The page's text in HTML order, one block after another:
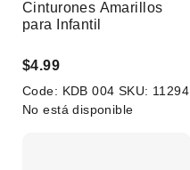
Cinturones Amarillos
para Infantil
$4.99
Code: KDB 004 SKU: 11294
No está disponible